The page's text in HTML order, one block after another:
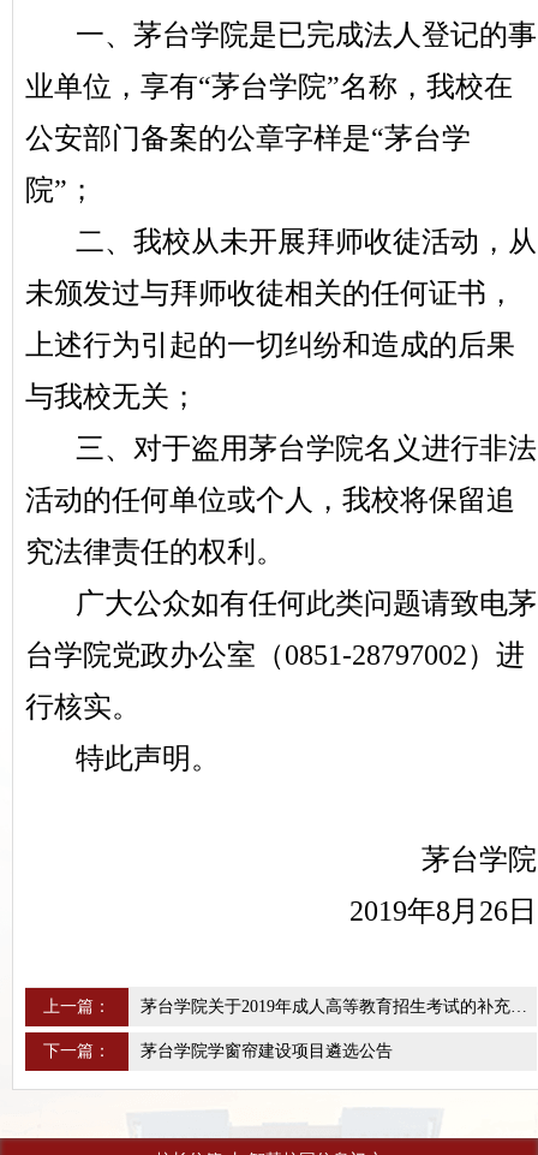
一、茅台学院是已完成法人登记的事
业单位，享有“茅台学院”名称，我校在
公安部门备案的公章字样是“茅台学
院”；
二、我校从未开展拜师收徒活动，从
未颁发过与拜师收徒相关的任何证书，
上述行为引起的一切纠纷和造成的后果
与我校无关；
三、对于盗用茅台学院名义进行非法
活动的任何单位或个人，我校将保留追
究法律责任的权利。
广大公众如有任何此类问题请致电茅
台学院党政办公室（0851-28797002）进
行核实。
特此声明。
茅台学院
2019年8月26日
上一篇： 茅台学院关于2019年成人高等教育招生考试的补充通知
下一篇： 茅台学院学窗帘建设项目遴选公告